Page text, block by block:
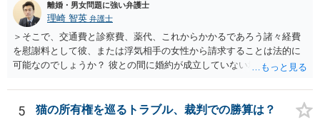
離婚・男女問題に強い弁護士
理崎 智英 弁護士
＞そこで、交通費と診察費、薬代、これからかかるであろう諸々経費
を慰謝料として彼、または浮気相手の女性から請求することは法的に
可能なのでしょうか？ 彼との間に婚約が成立していない場合には，彼
5 猫の所有権を巡るトラブル、裁判での勝算は？